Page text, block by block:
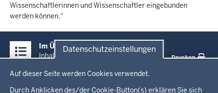
Datenschutzeinstellungen
Auf dieser Seite werden Cookies verwendet.
Durch Anklicken des/der Cookie-Button(s) erklären Sie sich
Wissenschaftlerinnen und Wissenschaftler eingebunden
werden können.“
Inhalte
Im Überblick
Inhalt
Drucken
Menü
in
Startseite